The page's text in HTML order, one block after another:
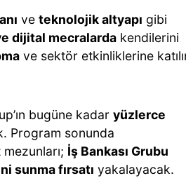
ve teknolojik altyapı gibi
dijital mecralarda kendilerini
ve sektör etkinliklerine
bugüne kadar yüzlerce
Program sonunda
İş Bankası Grubu
sunma fırsatı yakalayacak.